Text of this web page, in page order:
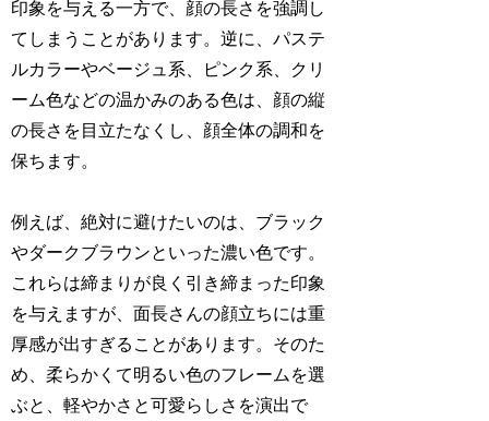
印象を与える一方で、顔の長さを強調し
てしまうことがあります。逆に、パステ
ルカラーやベージュ系、ピンク系、クリ
ーム色などの温かみのある色は、顔の縦
の長さを目立たなくし、顔全体の調和を
保ちます。
例えば、絶対に避けたいのは、ブラック
やダークブラウンといった濃い色です。
これらは締まりが良く引き締まった印象
を与えますが、面長さんの顔立ちには重
厚感が出すぎることがあります。そのた
め、柔らかくて明るい色のフレームを選
ぶと、軽やかさと可愛らしさを演出で